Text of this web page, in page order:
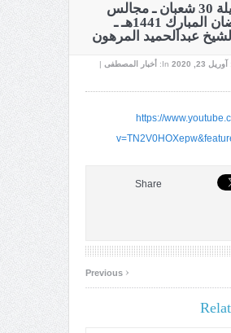
مجلس ليلة 30 شعبان ـ مجالس
شهر رمضان المبارك 1441هـ ـ
عبدالحميد المرهون
آوریل 23, 2020 In: أخبار المصطفى |
https://
Share
‹